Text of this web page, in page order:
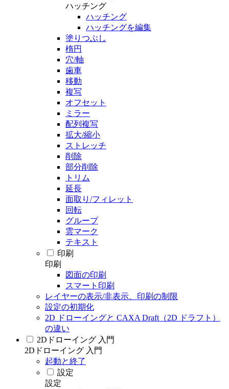
ハッチング
ハッチング
ハッチングを編集
塗りつぶし
楕円
穴/軸
歯車
移動
複写
オフセット
ミラー
配列複写
拡大/縮小
ストレッチ
削除
部分削除
トリム
延長
面取り/フィレット
回転
グループ
雲マーク
テキスト
印刷
印刷
図面の印刷
スマート印刷
レイヤーの表示/非表示、印刷の制限
設定の初期化
2D ドローイングと CAXA Draft（2D ドラフト）
の違い
2Dドローイング 入門
2Dドローイング 入門
起動と終了
設定
設定